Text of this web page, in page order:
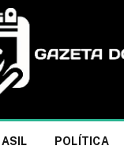
POLÍTICA